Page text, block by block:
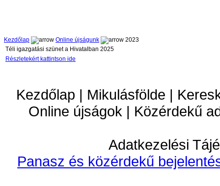
Kezdőlap Online újságunk
2023
Téli igazgatási szünet a Hivatalban 2025
Részletekért kattintson ide
Kezdőlap | Mikulásfölde |
Online újságok | Közérdekű
Adatkezelési
Panasz és közérdekű